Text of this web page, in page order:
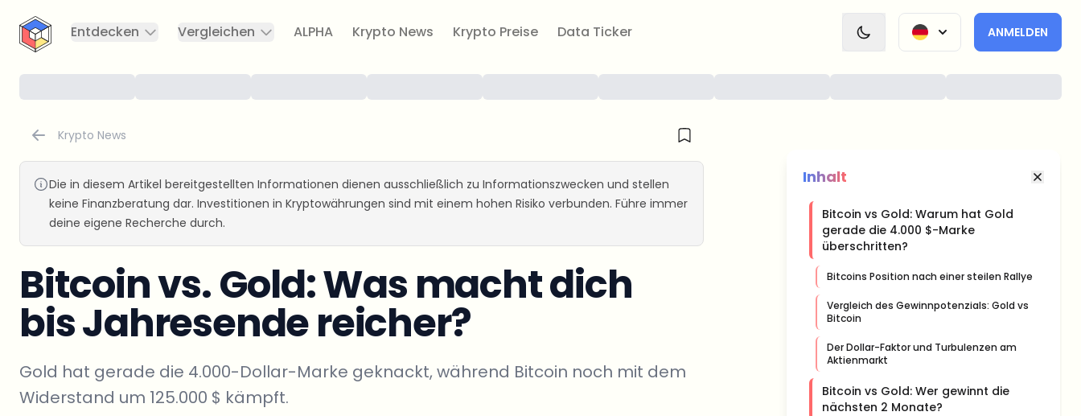
CryptoTicker
Entdecken
Vergleichen ALPHA Krypto News Krypto Preise Data Ticker ANMELDEN
Krypto News
Die in diesem Artikel bereitgestellten Informationen dienen ausschließlich zu Informationszwecken und stellen
keine Finanzberatung dar. Investitionen in Kryptowährungen sind mit einem hohen Risiko verbunden. Führe immer
deine eigene Recherche durch.
Bitcoin vs. Gold: Was macht dich
bis Jahresende reicher?
Gold hat gerade die 4.000-Dollar-Marke geknackt, während Bitcoin noch mit dem
Widerstand um 125.000 $ kämpft.
Inhalt
Bitcoin vs Gold: Warum hat Gold
gerade die 4.000 $-Marke
überschritten?
Bitcoins Position nach einer steilen Rallye
Vergleich des Gewinnpotenzials: Gold vs
Bitcoin
Der Dollar-Faktor und Turbulenzen am
Aktienmarkt
Bitcoin vs Gold: Wer gewinnt die
nächsten 2 Monate?